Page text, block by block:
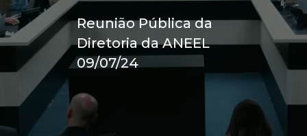
Reunião Pública da
Diretoria da ANEEL
09/07/24